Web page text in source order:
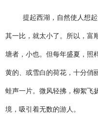
提起西湖，自然使人想
其一比，就太小了。所以，富
塘者，小也。但每年盛夏，照
黄的、或雪白的荷花，十分俏
蛙声一片。微风轻拂，柳絮飞
境，吸引着无数的游人。